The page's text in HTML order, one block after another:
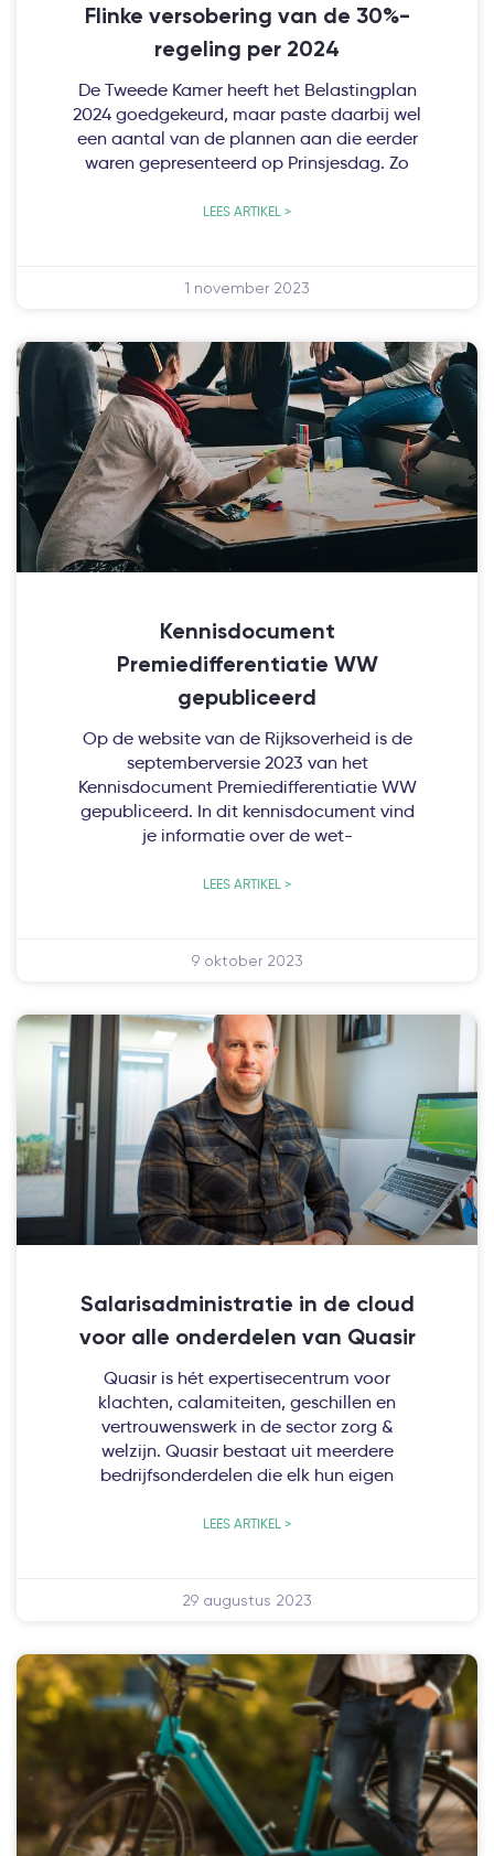
Flinke versobering van de 30%-
regeling per 2024
De Tweede Kamer heeft het Belastingplan
2024 goedgekeurd, maar paste daarbij wel
een aantal van de plannen aan die eerder
waren gepresenteerd op Prinsjesdag. Zo
LEES ARTIKEL >
1 november 2023
Kennisdocument
Premiedifferentiatie WW
gepubliceerd
Op de website van de Rijksoverheid is de
septemberversie 2023 van het
Kennisdocument Premiedifferentiatie WW
gepubliceerd. In dit kennisdocument vind
je informatie over de wet-
LEES ARTIKEL >
9 oktober 2023
Salarisadministratie in de cloud
voor alle onderdelen van Quasir
Quasir is hét expertisecentrum voor
klachten, calamiteiten, geschillen en
vertrouwenswerk in de sector zorg &
welzijn. Quasir bestaat uit meerdere
bedrijfsonderdelen die elk hun eigen
LEES ARTIKEL >
29 augustus 2023